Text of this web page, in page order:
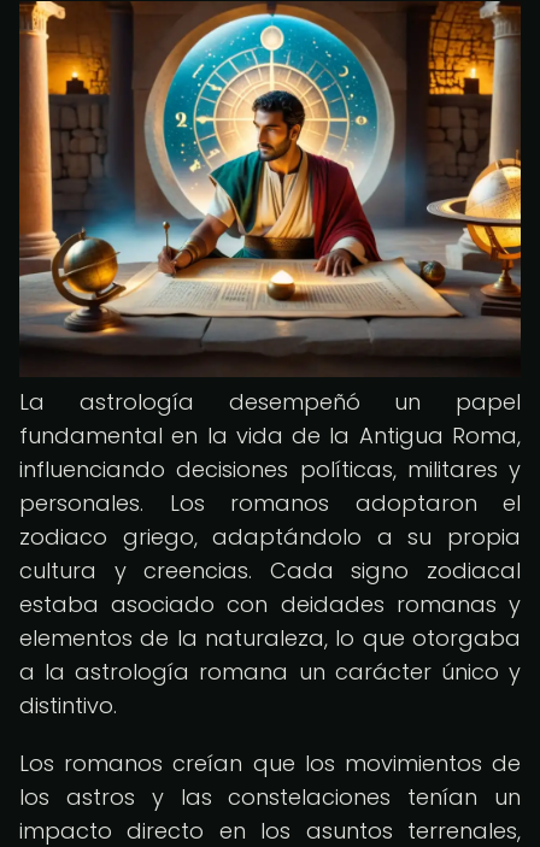
La astrología desempeñó un papel
fundamental en la vida de la Antigua Roma,
influenciando decisiones políticas, militares y
personales. Los romanos adoptaron el
zodiaco griego, adaptándolo a su propia
cultura y creencias. Cada signo zodiacal
estaba asociado con deidades romanas y
elementos de la naturaleza, lo que otorgaba
a la astrología romana un carácter único y
distintivo.
Los romanos creían que los movimientos de
los astros y las constelaciones tenían un
impacto directo en los asuntos terrenales,